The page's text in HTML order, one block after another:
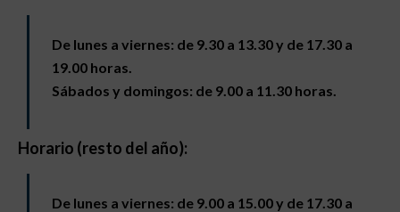
De lunes a viernes: de 9.30 a 13.30 y de 17.30 a
19.00 horas.
Sábados y domingos: de 9.00 a 11.30 horas.
Horario (resto del año):
De lunes a viernes: de 9.00 a 15.00 y de 17.30 a